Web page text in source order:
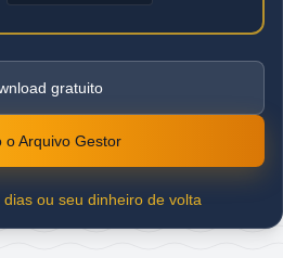
gratuito
o Arquivo Gestor
ou seu dinheiro de volta